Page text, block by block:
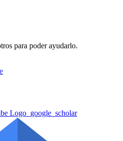
para poder ayudarlo.
Logo_google_scholar